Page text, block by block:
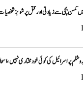
کمسن بچی سے زیادتی اور قتل پر شوبز
پر اسرائیل کی کوئی خودمختاری نہیں،